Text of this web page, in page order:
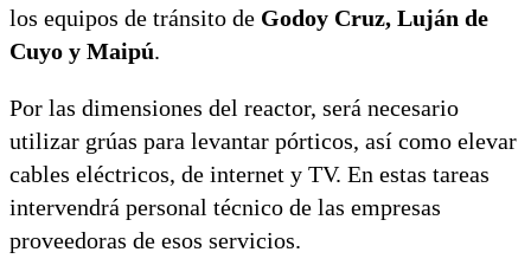
los equipos de tránsito de Godoy Cruz, Luján de
Cuyo y Maipú.
Por las dimensiones del reactor, será necesario
utilizar grúas para levantar pórticos, así como elevar
cables eléctricos, de internet y TV. En estas tareas
intervendrá personal técnico de las empresas
proveedoras de esos servicios.